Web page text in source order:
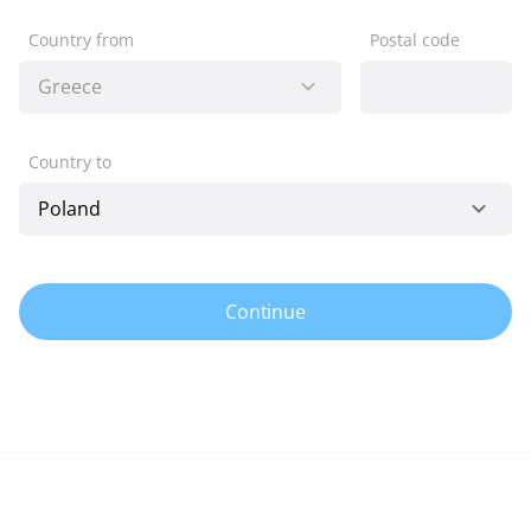
Country from Postal code
Country to
Continue